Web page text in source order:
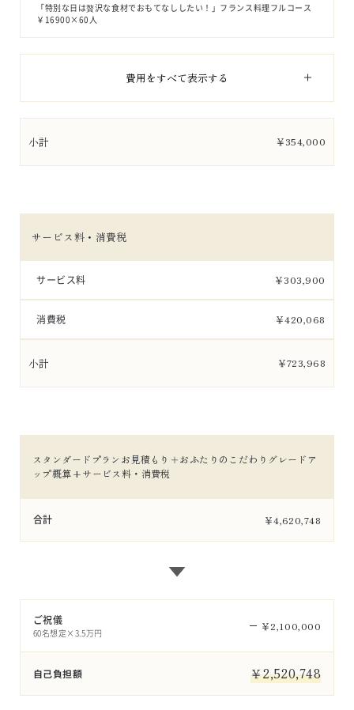
「特別な日は贅沢な食材でおもてなししたい！」フランス料理フルコース
￥16900×60人
費用をすべて表示する
小計 ￥354,000
サービス料・消費税
サービス料 ￥303,900
消費税 ￥420,068
小計 ￥723,968
スタンダードプランお見積もり＋おふたりのこだわりグレードア
ップ概算+サービス料・消費税
合計 ￥4,620,748
ご祝儀
60名想定×3.5万円
￥2,100,000
自己負担額 ￥2,520,748